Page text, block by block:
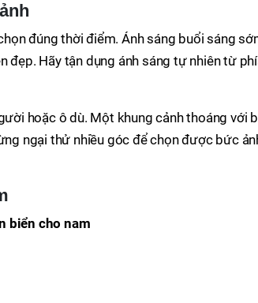
đúng thời điểm. Ánh sáng buổi sáng
đẹp. Hãy tận dụng ánh sáng tự nhiên từ
hoặc ô dù. Một khung cảnh thoáng với
ngại thử nhiều góc để chọn được bức
biển cho nam